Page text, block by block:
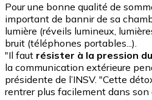
Pour une bonne qualité de
important de bannir de sa
lumière (réveils lumineux,
bruit (téléphones portables...).
"Il faut résister à la pression
la communication extérieure
présidente de l’INSV. "Cette
rentrer plus facilement dans